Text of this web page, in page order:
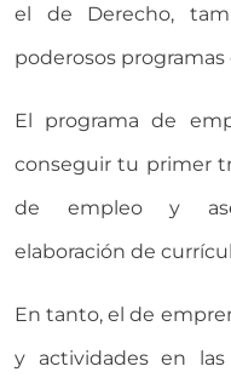
el de Derecho,
poderosos programas
El programa de
conseguir tu primer
de empleo y
elaboración de
En tanto, el de
y actividades en